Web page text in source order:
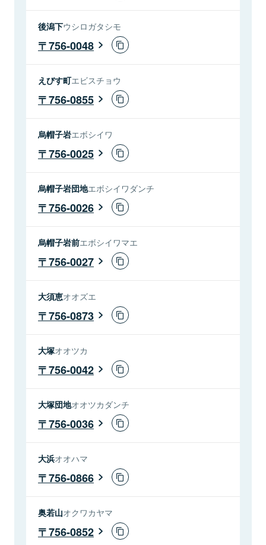
後潟下ウシロガタシモ
756-0048
えびす町エビスチョウ
756-0855
烏帽子岩エボシイワ
756-0025
烏帽子岩団地エボシイワダンチ
756-0026
烏帽子岩前エボシイワマエ
756-0027
大須恵オオズエ
756-0873
大塚オオツカ
756-0042
大塚団地オオツカダンチ
756-0036
大浜オオハマ
756-0866
奥若山オクワカヤマ
756-0852